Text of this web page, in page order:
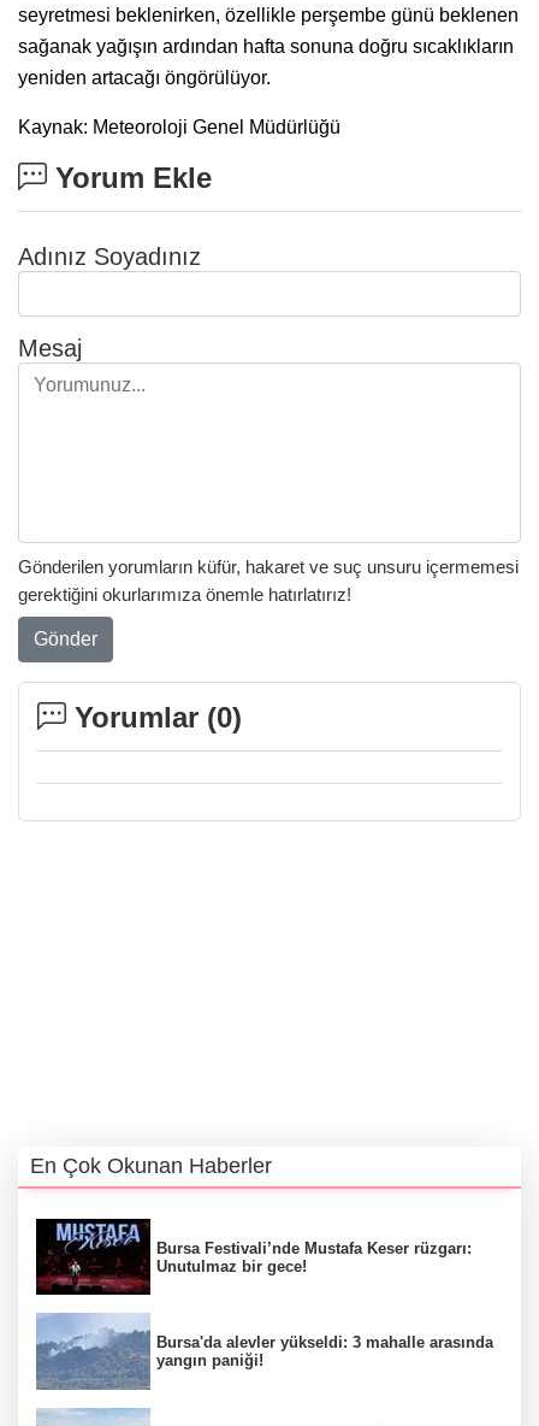
seyretmesi beklenirken, özellikle perşembe günü beklenen
sağanak yağışın ardından hafta sonuna doğru sıcaklıkların
yeniden artacağı öngörülüyor.
Kaynak: Meteoroloji Genel Müdürlüğü
Yorum Ekle
Adınız Soyadınız
Mesaj
Gönderilen yorumların küfür, hakaret ve suç unsuru içermemesi
gerektiğini okurlarımıza önemle hatırlatırız!
Gönder
Yorumlar (0)
En Çok Okunan Haberler
Bursa Festivali’nde Mustafa Keser rüzgarı:
Unutulmaz bir gece!
Bursa'da alevler yükseldi: 3 mahalle arasında
yangın paniği!